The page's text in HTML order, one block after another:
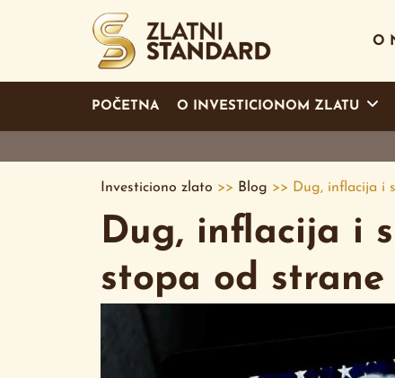
O
POČETNA O INVESTICIONOM ZLATU
Investiciono zlato >> Blog >> Dug, inflacija i
Dug, inflacija i
stopa od strane